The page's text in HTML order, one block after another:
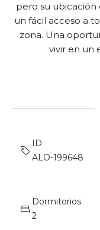
pero su
un fácil acceso a
zona. Una
vivir en un
ID
ALO-199648
Dormitorios
2